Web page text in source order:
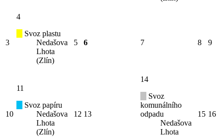
3
4
Svoz plastu
Nedašova
Lhota
(Zlín)
5 6 7 8 9
10
11
Svoz papíru
Nedašova
Lhota
(Zlín)
12 13
14
Svoz
komunálního
odpadu
Nedašova
Lhota
15 16